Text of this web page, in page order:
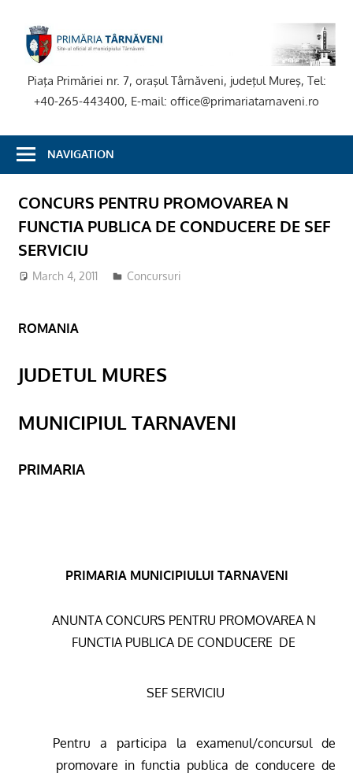
content
Piaţa Primăriei nr. 7, oraşul Târnăveni, judeţul Mureş, Tel:
+40-265-443400, E-mail: office@primariatarnaveni.ro
NAVIGATION
CONCURS PENTRU PROMOVAREA N
FUNCTIA PUBLICA DE CONDUCERE DE SEF
SERVICIU
March 4, 2011 Concursuri
ROMANIA
JUDETUL MURES
MUNICIPIUL TARNAVENI
PRIMARIA
PRIMARIA MUNICIPIULUI TARNAVENI
ANUNTA CONCURS PENTRU PROMOVAREA N
FUNCTIA PUBLICA DE CONDUCERE DE
SEF SERVICIU
Pentru a participa la examenul/concursul de
promovare in functia publica de conducere de